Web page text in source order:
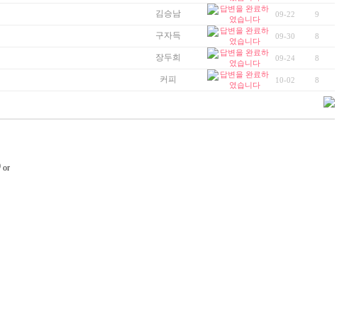
김승남 09-22 9
구자득 09-30 8
장두희 09-24 8
커피 10-02 8
or